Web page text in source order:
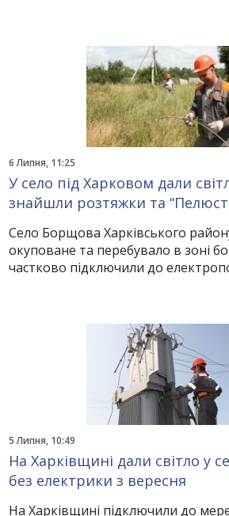
6 Липня, 11:25
У село під Харковом дали
знайшли розтяжки та
Село Борщова Харківського
окуповане та перебувало в зоні
частково підключили до
5 Липня, 10:49
На Харківщині дали світло у
без електрики з вересня
На Харківщині підключили до